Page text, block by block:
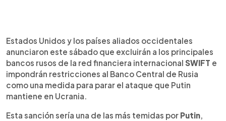
Escuchar artículo
Estados Unidos y los países aliados occidentales
anunciaron este sábado que excluirán a los principales
bancos rusos de la red financiera internacional SWIFT e
impondrán restricciones al Banco Central de Rusia
como una medida para parar el ataque que Putin
mantiene en Ucrania.
Esta sanción sería una de las más temidas por Putin,